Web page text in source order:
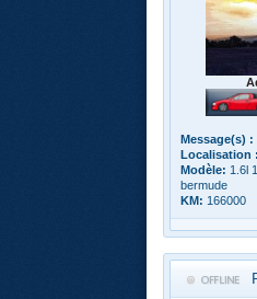
Message(s) :
Localisation :
Modèle: 1.6l
bermude
KM: 166000